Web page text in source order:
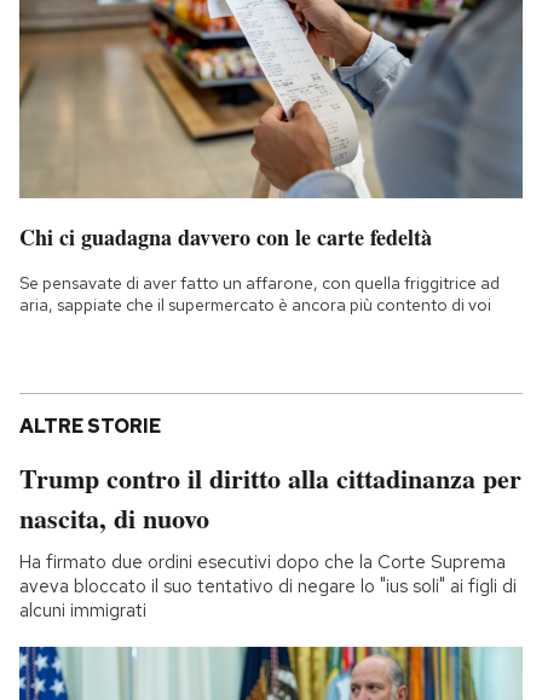
Chi ci guadagna davvero con le carte fedeltà
Se pensavate di aver fatto un affarone, con quella friggitrice ad
aria, sappiate che il supermercato è ancora più contento di voi
ALTRE STORIE
Trump contro il diritto alla cittadinanza per
nascita, di nuovo
Ha firmato due ordini esecutivi dopo che la Corte Suprema
aveva bloccato il suo tentativo di negare lo "ius soli" ai figli di
alcuni immigrati